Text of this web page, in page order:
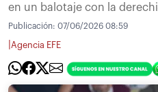
en un balotaje con la
Publicación: 07/06/2026 08:59
Agencia EFE